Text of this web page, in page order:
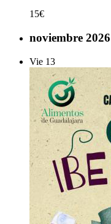
15€
noviembre 2026
Vie 13